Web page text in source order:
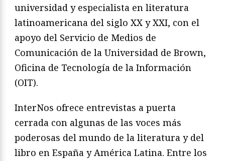
universidad y especialista en literatura
latinoamericana del siglo XX y XXI, con el
apoyo del Servicio de Medios de
Comunicación de la Universidad de Brown,
Oficina de Tecnología de la Información
(OIT).
InterNos ofrece entrevistas a puerta
cerrada con algunas de las voces más
poderosas del mundo de la literatura y del
libro en España y América Latina. Entre los